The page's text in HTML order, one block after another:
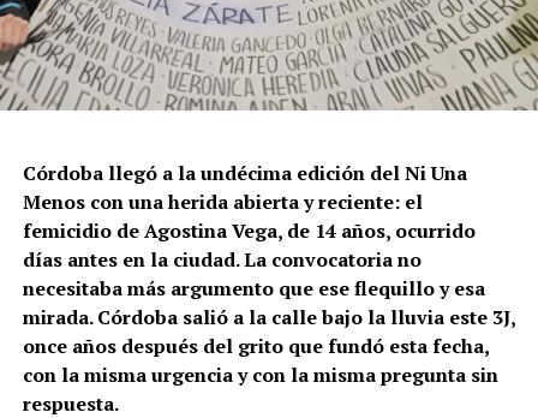
Córdoba llegó a la undécima edición del Ni Una
Menos con una herida abierta y reciente: el
femicidio de Agostina Vega, de 14 años, ocurrido
días antes en la ciudad. La convocatoria no
necesitaba más argumento que ese flequillo y esa
mirada. Córdoba salió a la calle bajo la lluvia este 3J,
once años después del grito que fundó esta fecha,
con la misma urgencia y con la misma pregunta sin
respuesta.